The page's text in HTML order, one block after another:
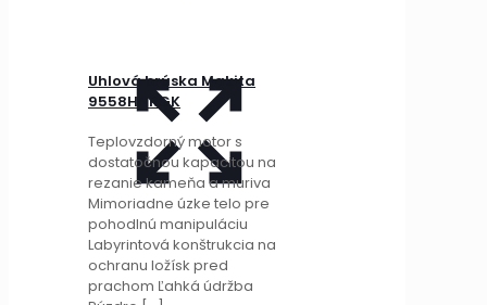
Uhlová brúska Makita
9558HNRGK
Teplovzdorný motor s
dostatočnou kapacitou na
rezanie kameňa a muriva
Mimoriadne úzke telo pre
pohodlnú manipuláciu
Labyrintová konštrukcia na
ochranu ložísk pred
prachom Ľahká údržba